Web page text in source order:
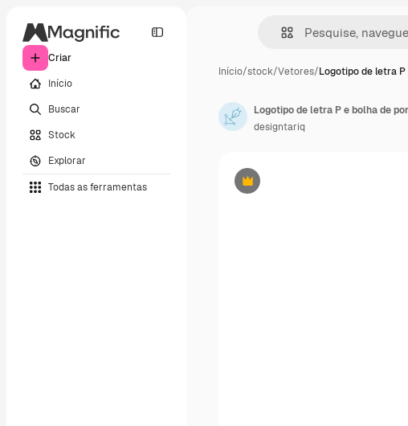
Criar
Início
Buscar
Stock
Explorar
Todas as ferramentas
Início/stock/Vetores/Logotipo de letra P
Premium
designtariq